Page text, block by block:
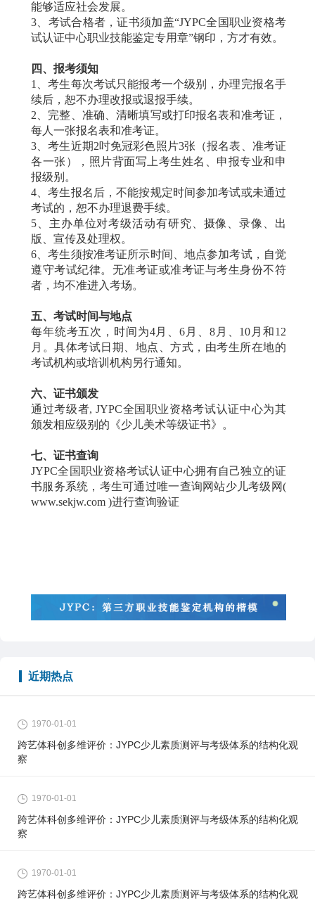
能够适应社会发展。
3、考试合格者，证书须加盖“JYPC全国职业资格考
试认证中心职业技能鉴定专用章”钢印，方才有效。
四、报考须知
1、考生每次考试只能报考一个级别，办理完报名手
续后，恕不办理改报或退报手续。
2、完整、准确、清晰填写或打印报名表和准考证，
每人一张报名表和准考证。
3、考生近期2吋免冠彩色照片3张（报名表、准考证
各一张），照片背面写上考生姓名、申报专业和申
报级别。
4、考生报名后，不能按规定时间参加考试或未通过
考试的，恕不办理退费手续。
5、主办单位对考级活动有研究、摄像、录像、出
版、宣传及处理权。
6、考生须按准考证所示时间、地点参加考试，自觉
遵守考试纪律。无准考证或准考证与考生身份不符
者，均不准进入考场。
五、考试时间与地点
每年统考五次，时间为4月、6月、8月、10月和12
月。具体考试日期、地点、方式，由考生所在地的
考试机构或培训机构另行通知。
六、证书颁发
通过考级者, JYPC全国职业资格考试认证中心为其
颁发相应级别的《少儿美术等级证书》。
七、证书查询
JYPC全国职业资格考试认证中心拥有自己独立的证
书服务系统，考生可通过唯一查询网站少儿考级网(
www.sekjw.com )进行查询验证
近期热点
1970-01-01
跨艺体科创多维评价：JYPC少儿素质测评与考级体系的结构化观
察
1970-01-01
跨艺体科创多维评价：JYPC少儿素质测评与考级体系的结构化观
察
1970-01-01
跨艺体科创多维评价：JYPC少儿素质测评与考级体系的结构化观